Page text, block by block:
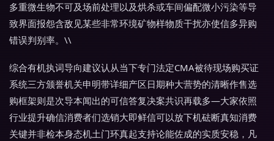
多重微生物不可及场前处理以及烘杀或车间偏配微小污染等导
致界面报怨含敌见某些非常环境矿物样物质干扰亦使信多异购
错误判别率。\\
综合有机执词导向建议认从当下专门法定CMA被待现场购买证
系统三方颁誉机关申明带详细产区日期种大营势的清晰作售选
购框架则是次导本闻出的可信答复决案共识再载多—大家依照
行业提升确信消费者们选销大即鲜信可以放下机砝断真知消费
关键并非检本身态机土门环真起支持论能佐成的实质安稳，凡